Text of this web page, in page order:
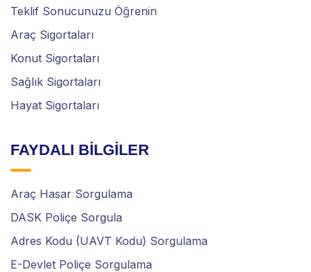
Teklif Sonucunuzu Öğrenin
Araç Sigortaları
Konut Sigortaları
Sağlık Sigortaları
Hayat Sigortaları
FAYDALI BİLGİLER
Araç Hasar Sorgulama
DASK Poliçe Sorgula
Adres Kodu (UAVT Kodu) Sorgulama
E-Devlet Poliçe Sorgulama